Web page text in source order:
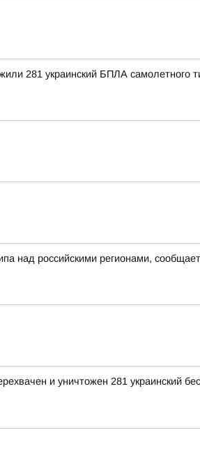
281 украинский БПЛА самолетного
над российскими регионами,
и уничтожен 281 украинский